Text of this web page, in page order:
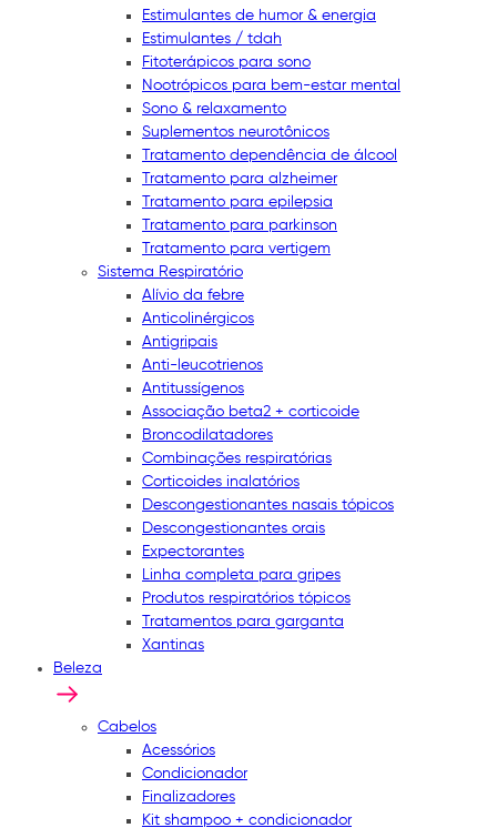
Estimulantes de humor & energia
Estimulantes / tdah
Fitoterápicos para sono
Nootrópicos para bem-estar mental
Sono & relaxamento
Suplementos neurotônicos
Tratamento dependência de álcool
Tratamento para alzheimer
Tratamento para epilepsia
Tratamento para parkinson
Tratamento para vertigem
Sistema Respiratório
Alívio da febre
Anticolinérgicos
Antigripais
Anti-leucotrienos
Antitussígenos
Associação beta2 + corticoide
Broncodilatadores
Combinações respiratórias
Corticoides inalatórios
Descongestionantes nasais tópicos
Descongestionantes orais
Expectorantes
Linha completa para gripes
Produtos respiratórios tópicos
Tratamentos para garganta
Xantinas
Beleza
Cabelos
Acessórios
Condicionador
Finalizadores
Kit shampoo + condicionador